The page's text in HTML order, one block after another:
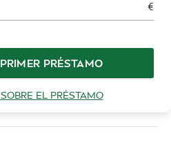
€
PRÉSTAMO
EL PRÉSTAMO